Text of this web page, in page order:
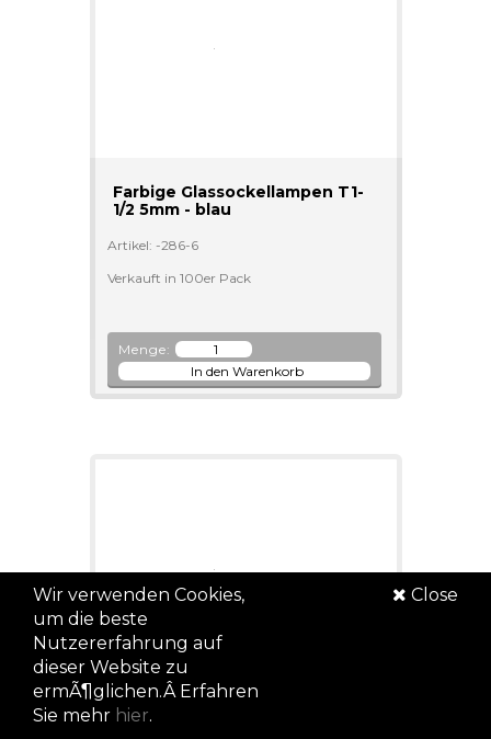
Farbige Glassockellampen T1-
1/2 5mm - blau
Artikel: -286-6
Verkauft in 100er Pack
Menge:
Lampe BA9S 6.3V 0.25A 10x30
Wir verwenden Cookies,
um die beste
Nutzererfahrung auf
dieser Website zu
ermÃ¶glichen.Â Erfahren
Sie mehr hier.
Close